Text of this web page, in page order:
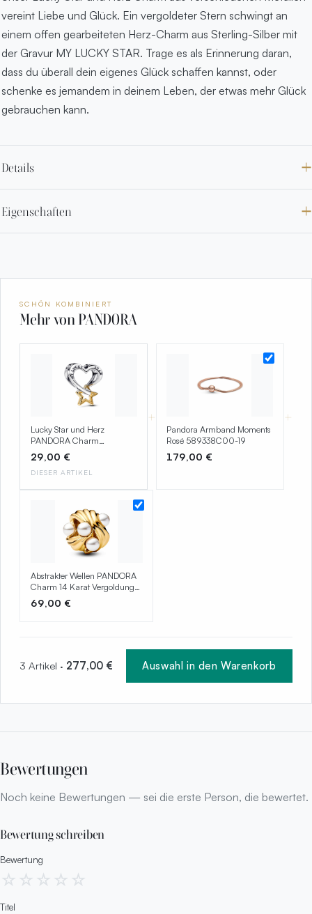
vereint Liebe und Glück. Ein vergoldeter Stern schwingt an
einem offen gearbeiteten Herz-Charm aus Sterling-Silber mit
der Gravur MY LUCKY STAR. Trage es als Erinnerung daran,
dass du überall dein eigenes Glück schaffen kannst, oder
schenke es jemandem in deinem Leben, der etwas mehr Glück
gebrauchen kann.
Details
Eigenschaften
SCHÖN KOMBINIERT
Mehr von PANDORA
Lucky Star und Herz
PANDORA Charm
763513C00
29,00 €
DIESER ARTIKEL
+
Pandora Armband Moments
Rosé 589338C00-19
179,00 €
+
Abstrakter Wellen PANDORA
Charm 14 Karat Vergoldung
763915C01
69,00 €
3 Artikel · 277,00 € Auswahl in den Warenkorb
Bewertungen
Noch keine Bewertungen — sei die erste Person, die bewertet.
Bewertung schreiben
Bewertung
☆ ☆ ☆ ☆ ☆
Titel